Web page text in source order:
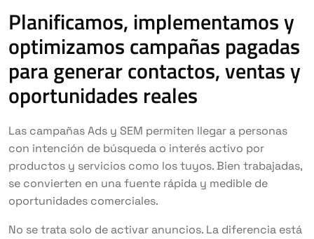
Planificamos, implementamos y
optimizamos campañas pagadas
para generar contactos, ventas y
oportunidades reales
Las campañas Ads y SEM permiten llegar a personas
con intención de búsqueda o interés activo por
productos y servicios como los tuyos. Bien trabajadas,
se convierten en una fuente rápida y medible de
oportunidades comerciales.
No se trata solo de activar anuncios. La diferencia está